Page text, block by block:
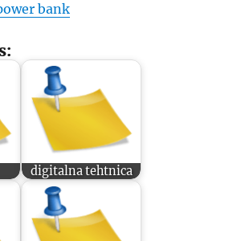
bank
digitalna tehtnica